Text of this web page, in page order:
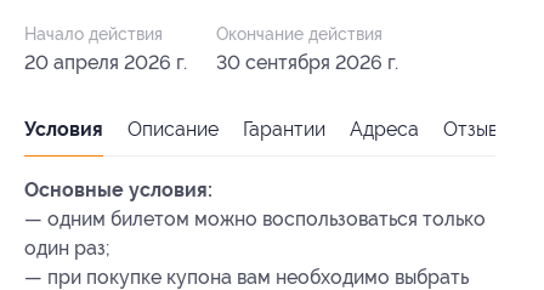
Начало действия
20 апреля 2026 г.
Окончание действия
30 сентября 2026 г.
Условия Описание Гарантии Адреса Отзывы
Основные условия:
— одним билетом можно воспользоваться только
один раз;
— при покупке купона вам необходимо выбрать